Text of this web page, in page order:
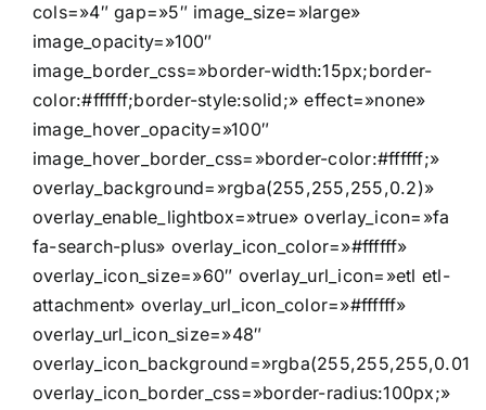
cols=»4″ gap=»5″ image_size=»large»
image_opacity=»100″
image_border_css=»border-width:15px;border-
color:#ffffff;border-style:solid;» effect=»none»
image_hover_opacity=»100″
image_hover_border_css=»border-color:#ffffff;»
overlay_background=»rgba(255,255,255,0.2)»
overlay_enable_lightbox=»true» overlay_icon=»fa
fa-search-plus» overlay_icon_color=»#ffffff»
overlay_icon_size=»60″ overlay_url_icon=»etl etl-
attachment» overlay_url_icon_color=»#ffffff»
overlay_url_icon_size=»48″
overlay_icon_background=»rgba(255,255,255,0.01)»
overlay_icon_border_css=»border-radius:100px;»